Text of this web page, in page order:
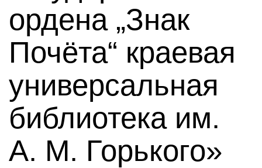
ордена „Знак
Почёта“ краевая
универсальная
библиотека им.
А. М. Горького»